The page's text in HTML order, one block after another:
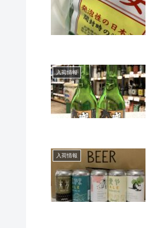
入荷情報
入荷情報